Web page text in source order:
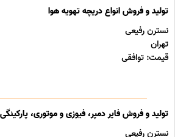
تولید و فروش انواع دریچه تهویه هوا
نسترن رفیعی
تهران
قیمت: توافقی
تولید و فروش فایر دمپر، فیوزی و موتوری، پارکینگی
نسترن رفیعی